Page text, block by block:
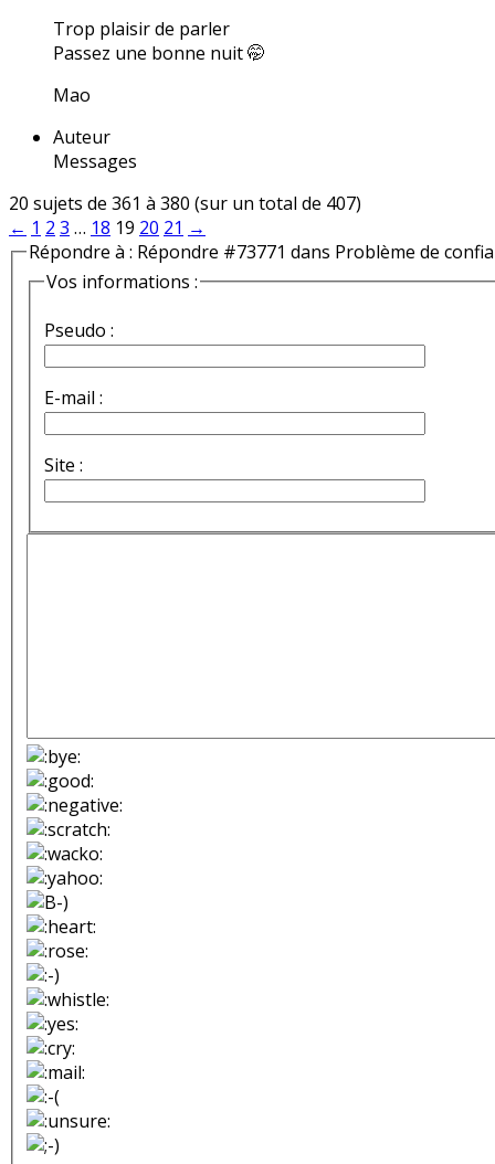
Trop plaisir de parler
Passez une bonne nuit 🤭
Mao
Auteur
Messages
20 sujets de 361 à 380 (sur un total de 407)
← 1 2 3 … 18 19 20 21 →
Répondre à : Répondre #73771 dans Problème de
Vos informations :
Pseudo :
E-mail :
Site :